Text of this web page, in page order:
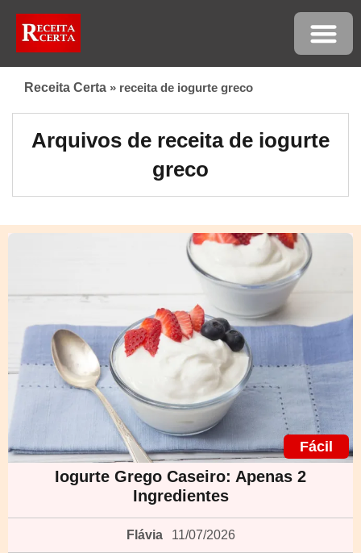
Receita Certa » receita de iogurte greco
Arquivos de receita de iogurte
greco
Fácil
Iogurte Grego Caseiro: Apenas 2
Ingredientes
Flávia 11/07/2026